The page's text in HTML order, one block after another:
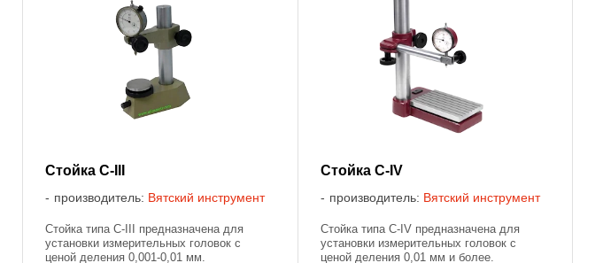
Стойка С-III
производитель: Вятский инструмент
Стойка типа С-III предназначена для
установки измерительных головок с
ценой деления 0,001-0,01 мм.
Стойка С-IV
производитель: Вятский инструмент
Стойка типа С-IV предназначена для
установки измерительных головок с
ценой деления 0,01 мм и более.